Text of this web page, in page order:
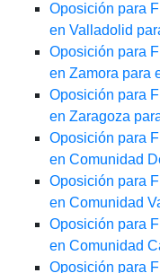
Oposición para
en Valladolid
Oposición para
en Zamora para
Oposición para
en Zaragoza
Oposición para
en Comunidad
Oposición para
en Comunidad
Oposición para
en Comunidad
Oposición para